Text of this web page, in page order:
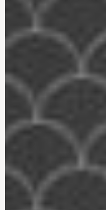
badeværelse
Bryggers – et
Gulvbelægning: Trægulv
eller gulvtæppe?
vælge?
Sikre dit hjem mod
indbrud med en